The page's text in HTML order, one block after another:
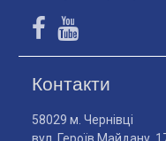
Контакти
58029 м. Чернівці